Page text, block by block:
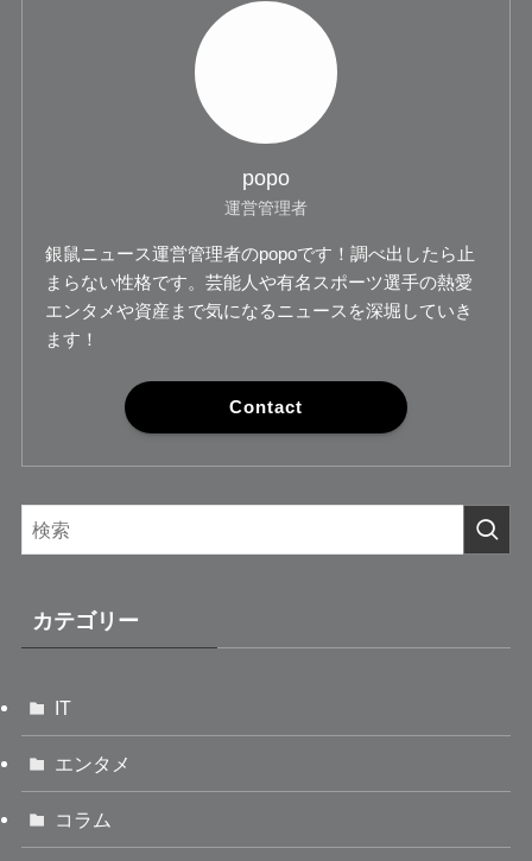
popo
運営管理者
銀鼠ニュース運営管理者のpopoです！調べ出したら止
まらない性格です。芸能人や有名スポーツ選手の熱愛
エンタメや資産まで気になるニュースを深堀していき
ます！
Contact
カテゴリー
IT
エンタメ
コラム